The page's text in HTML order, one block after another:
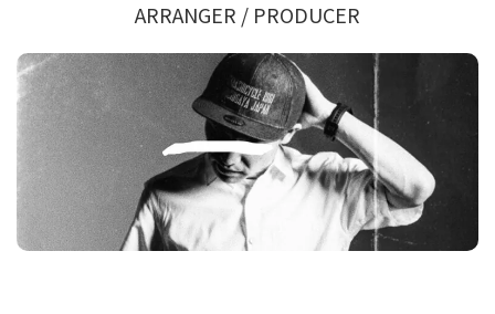
ARRANGER / PRODUCER